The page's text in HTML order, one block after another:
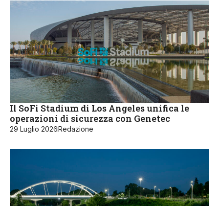
Il SoFi Stadium di Los Angeles unifica le
operazioni di sicurezza con Genetec
29 Luglio 2026Redazione